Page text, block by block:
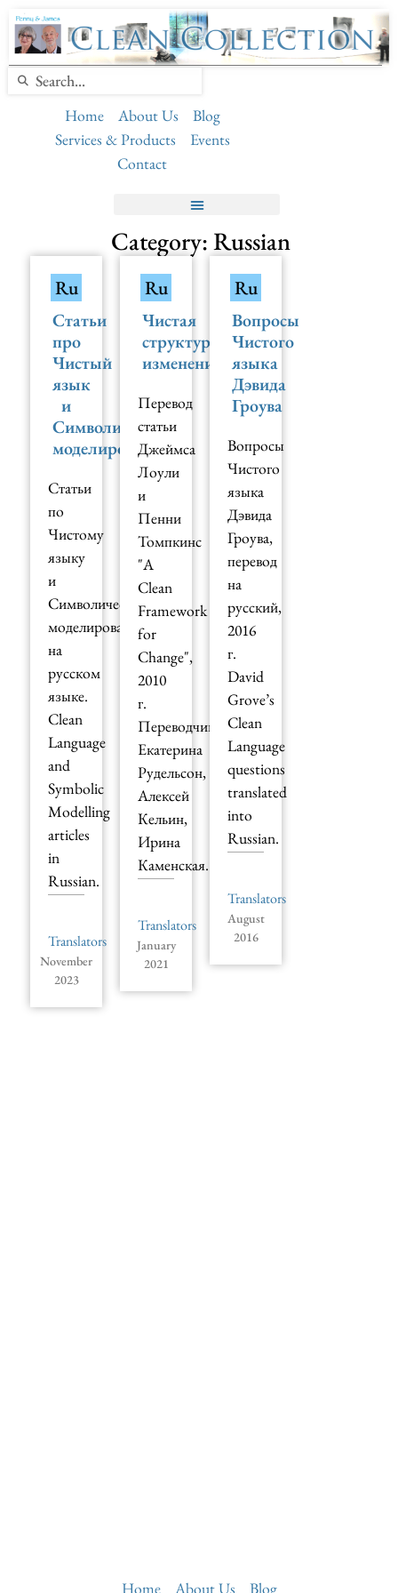
Home About Us
Blog
Services & Products
Events
Contact
Category: Russian
Ru
Статьи
про
Чистый
язык
и
Символическое
моделирование
Статьи
по
Чистому
языку
и
Символическому
моделированию
на
русском
языке.
Clean
Language
and
Symbolic
Modelling
articles
in
Russian.
Translators
November
2023
Ru
Чистая
структура
изменений
Перевод
статьи
Джеймса
Лоули
и
Пенни
Томпкинс
"A
Clean
Framework
for
Change",
2010
г.
Переводчики:
Екатерина
Рудельсон,
Алексей
Кельин,
Ирина
Каменская.
Translators
January
2021
Ru
Вопросы
Чистого
языка
Дэвида
Гроува
Вопросы
Чистого
языка
Дэвида
Гроува,
перевод
на
русский,
2016
г.
David
Grove’s
Clean
Language
questions
translated
into
Russian.
Translators
August
2016
Home About Us Blog